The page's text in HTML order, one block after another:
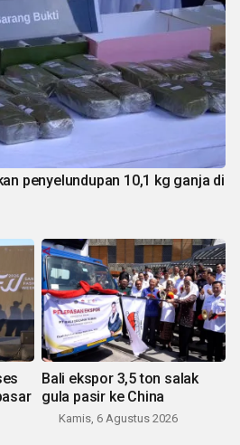
penyelundupan 10,1 kg ganja di
Bali ekspor 3,5 ton salak
gula pasir ke China
Kamis, 6 Agustus 2026